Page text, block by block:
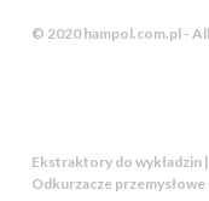
© 2020 hampol.com.pl -
Ekstraktory do wykładzin
Odkurzacze